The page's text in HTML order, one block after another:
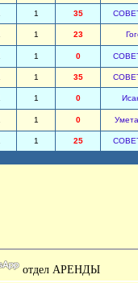
1 35
1 23
1 0
1 35
1 0
1 0
1 25
отдел АРЕНДЫ